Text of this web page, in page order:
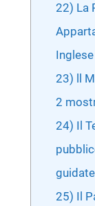
22) La
Inglese
23) ll
2
24) Il
guidate
25) Il